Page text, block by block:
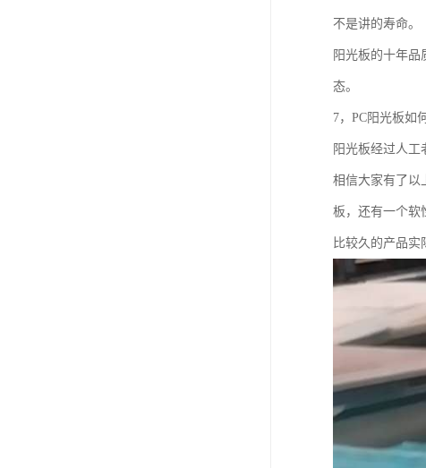
不是讲的寿命。
阳光板的十年
态。
7，PC阳光板如
阳光板经过人
相信大家有了以
板，还有一个软
比较久的产品实